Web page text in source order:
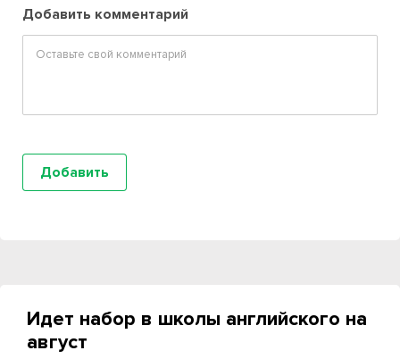
Добавить комментарий
Идет набор в школы английского на
август